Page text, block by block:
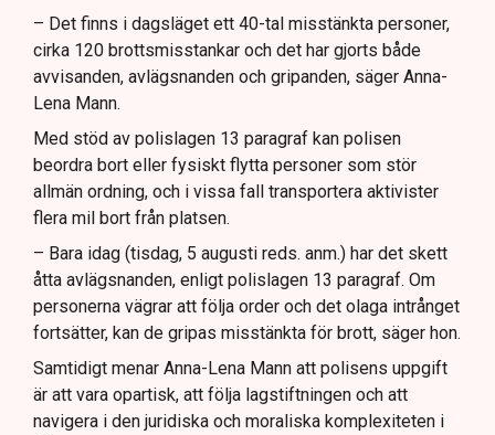
– Det finns i dagsläget ett 40-tal misstänkta personer,
cirka 120 brottsmisstankar och det har gjorts både
avvisanden, avlägsnanden och gripanden, säger Anna-
Lena Mann.
Med stöd av polislagen 13 paragraf kan polisen
beordra bort eller fysiskt flytta personer som stör
allmän ordning, och i vissa fall transportera aktivister
flera mil bort från platsen.
– Bara idag (tisdag, 5 augusti reds. anm.) har det skett
åtta avlägsnanden, enligt polislagen 13 paragraf. Om
personerna vägrar att följa order och det olaga intrånget
fortsätter, kan de gripas misstänkta för brott, säger hon.
Samtidigt menar Anna-Lena Mann att polisens uppgift
är att vara opartisk, att följa lagstiftningen och att
navigera i den juridiska och moraliska komplexiteten i